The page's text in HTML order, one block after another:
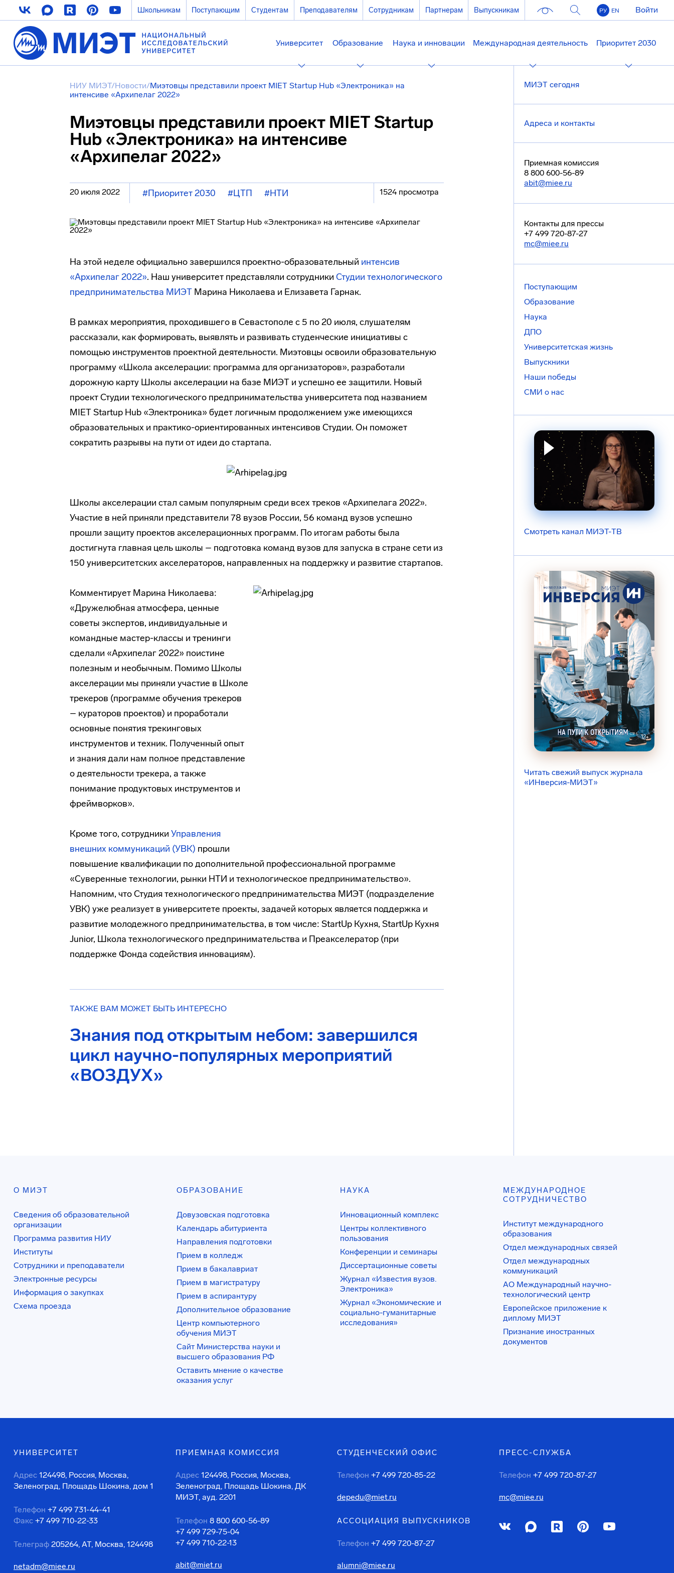
Школьникам Поступающим Студентам Преподавателям Сотрудникам Партнерам Выпускникам РУ EN Войти
Университет Образование Наука и инновации Международная деятельность Приоритет 2030
НИУ МИЭТ/Новости/Миэтовцы представили проект MIET Startup Hub «Электроника» на
интенсиве «Архипелаг 2022»
Миэтовцы представили проект MIET Startup
Hub «Электроника» на интенсиве
«Архипелаг 2022»
20 июля 2022 #Приоритет 2030 #ЦТП #НТИ 1524 просмотра
На этой неделе официально завершился проектно-образовательный интенсив
«Архипелаг 2022». Наш университет представляли сотрудники Студии технологического
предпринимательства МИЭТ Марина Николаева и Елизавета Гарнак.
В рамках мероприятия, проходившего в Севастополе с 5 по 20 июля, слушателям
рассказали, как формировать, выявлять и развивать студенческие инициативы с
помощью инструментов проектной деятельности. Миэтовцы освоили образовательную
программу «Школа акселерации: программа для организаторов», разработали
дорожную карту Школы акселерации на базе МИЭТ и успешно ее защитили. Новый
проект Студии технологического предпринимательства университета под названием
MIET Startup Hub «Электроника» будет логичным продолжением уже имеющихся
образовательных и практико-ориентированных интенсивов Студии. Он поможет
сократить разрывы на пути от идеи до стартапа.
Школы акселерации стал самым популярным среди всех треков «Архипелага 2022».
Участие в ней приняли представители 78 вузов России, 56 команд вузов успешно
прошли защиту проектов акселерационных программ. По итогам работы была
достигнута главная цель школы – подготовка команд вузов для запуска в стране сети из
150 университетских акселераторов, направленных на поддержку и развитие стартапов.
Комментирует Марина Николаева:
«Дружелюбная атмосфера, ценные
советы экспертов, индивидуальные и
командные мастер-классы и тренинги
сделали «Архипелаг 2022» поистине
полезным и необычным. Помимо Школы
акселерации мы приняли участие в Школе
трекеров (программе обучения трекеров
– кураторов проектов) и проработали
основные понятия трекинговых
инструментов и техник. Полученный опыт
и знания дали нам полное представление
о деятельности трекера, а также
понимание продуктовых инструментов и
фреймворков».
Кроме того, сотрудники Управления
внешних коммуникаций (УВК) прошли
повышение квалификации по дополнительной профессиональной программе
«Суверенные технологии, рынки НТИ и технологическое предпринимательство».
Напомним, что Студия технологического предпринимательства МИЭТ (подразделение
УВК) уже реализует в университете проекты, задачей которых является поддержка и
развитие молодежного предпринимательства, в том числе: StartUp Кухня, StartUp Кухня
Junior, Школа технологического предпринимательства и Преакселератор (при
поддержке Фонда содействия инновациям).
ТАКЖЕ ВАМ МОЖЕТ БЫТЬ ИНТЕРЕСНО
Знания под открытым небом: завершился
цикл научно-популярных мероприятий
«ВОЗДУХ»
МИЭТ сегодня
Адреса и контакты
Приемная комиссия
8 800 600-56-89
abit@miee.ru
Контакты для прессы
+7 499 720-87-27
mc@miee.ru
Поступающим
Образование
Наука
ДПО
Университетская жизнь
Выпускники
Наши победы
СМИ о нас
Смотреть канал МИЭТ-ТВ
Читать свежий выпуск журнала
«ИНверсия-МИЭТ»
О МИЭТ
Сведения об образовательной
организации
Программа развития НИУ
Институты
Сотрудники и преподаватели
Электронные ресурсы
Информация о закупках
Схема проезда
ОБРАЗОВАНИЕ
Довузовская подготовка
Календарь абитуриента
Направления подготовки
Прием в колледж
Прием в бакалавриат
Прием в магистратуру
Прием в аспирантуру
Дополнительное образование
Центр компьютерного
обучения МИЭТ
Сайт Министерства науки и
высшего образования РФ
Оставить мнение о качестве
оказания услуг
НАУКА
Инновационный комплекс
Центры коллективного
пользования
Конференции и семинары
Диссертационные советы
Журнал «Известия вузов.
Электроника»
Журнал «Экономические и
социально-гуманитарные
исследования»
МЕЖДУНАРОДНОЕ
СОТРУДНИЧЕСТВО
Институт международного
образования
Отдел международных связей
Отдел международных
коммуникаций
АО Международный научно-
технологический центр
Европейское приложение к
диплому МИЭТ
Признание иностранных
документов
УНИВЕРСИТЕТ
Адрес 124498, Россия, Москва,
Зеленоград, Площадь Шокина, дом 1
Телефон +7 499 731-44-41
Факс +7 499 710-22-33
Телеграф 205264, АТ, Москва, 124498
netadm@miee.ru
ПРИЕМНАЯ КОМИССИЯ
Адрес 124498, Россия, Москва,
Зеленоград, Площадь Шокина, ДК
МИЭТ, ауд. 2201
Телефон 8 800 600-56-89
+7 499 729-75-04
+7 499 710-22-13
abit@miet.ru
СТУДЕНЧЕСКИЙ ОФИС
Телефон +7 499 720-85-22
depedu@miet.ru
АССОЦИАЦИЯ ВЫПУСКНИКОВ
Телефон +7 499 720-87-27
alumni@miee.ru
ПРЕСС-СЛУЖБА
Телефон +7 499 720-87-27
mc@miee.ru